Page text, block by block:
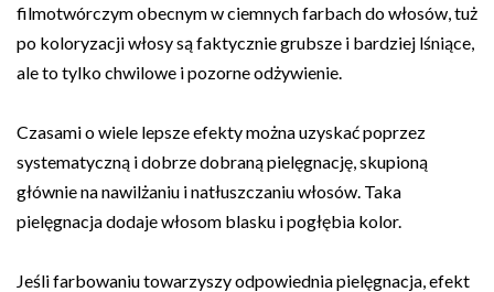
filmotwórczym obecnym w ciemnych farbach do włosów, tuż
po koloryzacji włosy są faktycznie grubsze i bardziej lśniące,
ale to tylko chwilowe i pozorne odżywienie.
Czasami o wiele lepsze efekty można uzyskać poprzez
systematyczną i dobrze dobraną pielęgnację, skupioną
głównie na nawilżaniu i natłuszczaniu włosów. Taka
pielęgnacja dodaje włosom blasku i pogłębia kolor.
Jeśli farbowaniu towarzyszy odpowiednia pielęgnacja, efekt